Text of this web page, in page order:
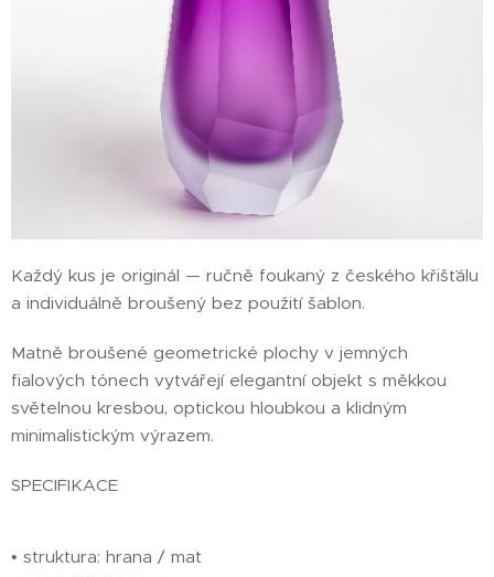
Každý kus je originál — ručně foukaný z českého křišťálu
a individuálně broušený bez použití šablon.
Matně broušené geometrické plochy v jemných
fialových tónech vytvářejí elegantní objekt s měkkou
světelnou kresbou, optickou hloubkou a klidným
minimalistickým výrazem.
SPECIFIKACE
• struktura: hrana / mat